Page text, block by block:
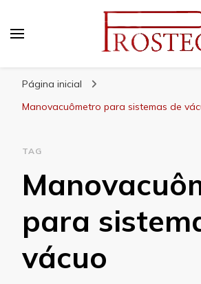
Página inicial
Manovacuômetro para sistemas de
TAG
para
vácuo